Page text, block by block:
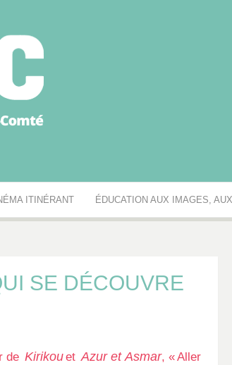
des MJC
ITINÉRANT ÉDUCATION AUX IMAGES,
SE DÉCOUVRE
de KirikouetAzur et Asmar, « Aller